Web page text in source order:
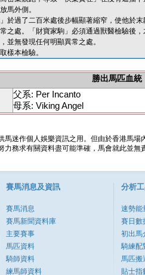
馬外側。
於過了二百米處後步幅顯著縮窄，使他於
之處。「財寶家駒」必須通過獸醫檢驗後
並無發現任何明顯異常之處。
樣本檢驗。
勝出馬匹血統
父系: Per Incanto
母系: Viking Angel
馬迷作個人娛樂資訊之用。但由於香港馬
力務求有關資料盡可能準確，馬會就此並
賽馬消息及資訊
賽馬消息
賽馬新聞資料庫
主要賽事
馬匹資料
騎師資料
練馬師資料
分析
速勢能
賽日數
初出馬
騎練配
馬匹搬
貼士指